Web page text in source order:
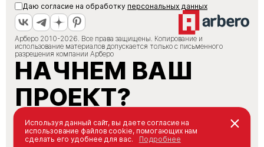
Даю согласие на обработку персональных данных
Арберо 2010-2026. Все права защищены. Копирование и
использование материалов допускается только с письменного
разрешения компании Арберо
НАЧНЕМ ВАШ
ПРОЕКТ?
+7 (495) 147-66-88
info@arbero.ru
Используя данный сайт, вы даете согласие на
использование файлов cookie, помогающих нам
сделать его удобнее для вас.
Подробнее